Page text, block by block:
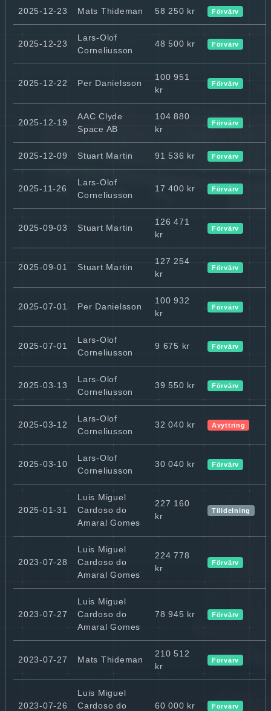
2025-12-23 Mats Thideman 58 250 kr Förvärv
2025-12-23
Lars-Olof
Corneliusson
48 500 kr Förvärv
2025-12-22 Per Danielsson
100 951
kr
Förvärv
2025-12-19
AAC Clyde
Space AB
104 880
kr
Förvärv
2025-12-09 Stuart Martin 91 536 kr Förvärv
2025-11-26
Lars-Olof
Corneliusson
17 400 kr Förvärv
2025-09-03 Stuart Martin
126 471
kr
Förvärv
2025-09-01 Stuart Martin
127 254
kr
Förvärv
2025-07-01 Per Danielsson
100 932
kr
Förvärv
2025-07-01
Lars-Olof
Corneliusson
9 675 kr Förvärv
2025-03-13
Lars-Olof
Corneliusson
39 550 kr Förvärv
2025-03-12
Lars-Olof
Corneliusson
32 040 kr Avyttring
2025-03-10
Lars-Olof
Corneliusson
30 040 kr Förvärv
2025-01-31
Luis Miguel
Cardoso do
Amaral Gomes
227 160
kr
Tilldelning
2023-07-28
Luis Miguel
Cardoso do
Amaral Gomes
224 778
kr
Förvärv
2023-07-27
Luis Miguel
Cardoso do
Amaral Gomes
78 945 kr Förvärv
2023-07-27 Mats Thideman
210 512
kr
Förvärv
2023-07-26
Luis Miguel
Cardoso do
60 000 kr Förvärv